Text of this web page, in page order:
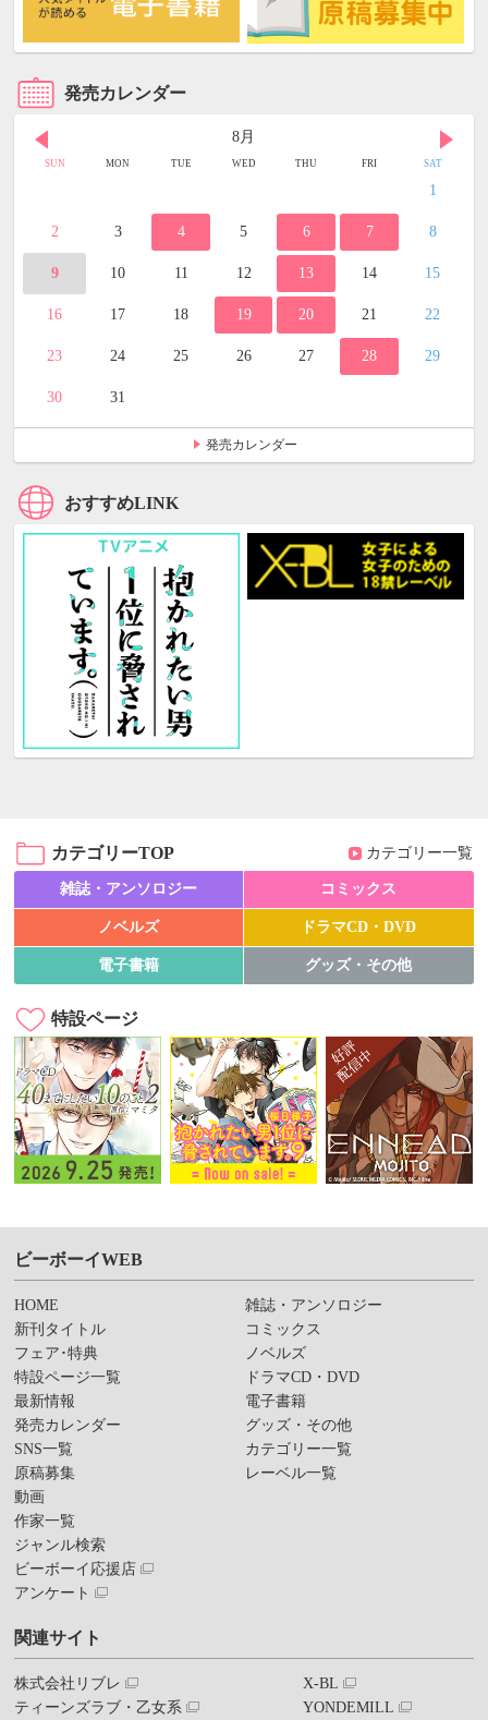
発売カレンダー
8月
SUN MON TUE WED THU FRI SAT
1
2 3 4 5 6 7 8
9 10 11 12 13 14 15
16 17 18 19 20 21 22
23 24 25 26 27 28 29
30 31
発売カレンダー
おすすめLINK
カテゴリーTOP カテゴリー一覧
雑誌・アンソロジー コミックス
ノベルズ ドラマCD・DVD
電子書籍 グッズ・その他
特設ページ
ビーボーイWEB
HOME
新刊タイトル
フェア･特典
特設ページ一覧
最新情報
発売カレンダー
SNS一覧
原稿募集
動画
作家一覧
ジャンル検索
ビーボーイ応援店
アンケート
雑誌・アンソロジー
コミックス
ノベルズ
ドラマCD・DVD
電子書籍
グッズ・その他
カテゴリー一覧
レーベル一覧
関連サイト
株式会社リブレ
ティーンズラブ・乙女系
X-BL
YONDEMILL